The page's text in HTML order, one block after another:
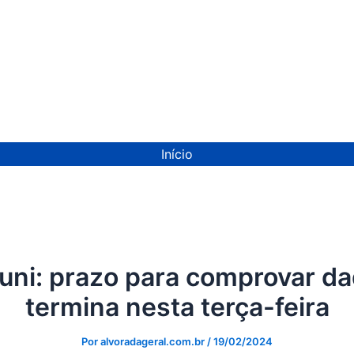
Início
prazo para comprovar
termina nesta terça-feira
Poralvoradageral.com.br /19/02/2024